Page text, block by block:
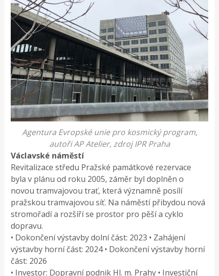
Agentura Evropské unie pro kosmický program,
autoři AP Atelier, zdroj IPR Praha
Václavské náměstí
Revitalizace středu Pražské památkové rezervace
byla v plánu od roku 2005, záměr byl doplněn o
novou tramvajovou trať, která významně posílí
pražskou tramvajovou síť. Na náměstí přibydou nová
stromořadí a rozšíří se prostor pro pěší a cyklo
dopravu.
• Dokončení výstavby dolní část: 2023 • Zahájení
výstavby horní část: 2024 • Dokončení výstavby horní
část: 2026
• Investor: Dopravní podnik Hl. m. Prahy • Investiční